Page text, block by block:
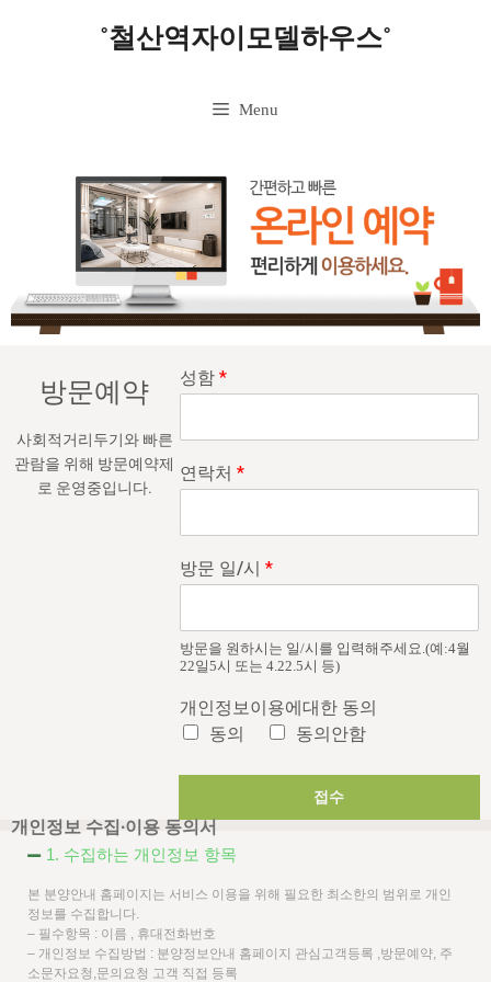
˚철산역자이모델하우스˚
Menu
방문예약
사회적거리두기와 빠른
관람을 위해 방문예약제
로 운영중입니다.
성함 *
연락처 *
방문 일/시 *
방문을 원하시는 일/시를 입력해주세요.(예:4월
22일5시 또는 4.22.5시 등)
개인정보이용에대한 동의
동의
동의안함
접수
개인정보 수집∙이용 동의서
1. 수집하는 개인정보 항목
본 분양안내 홈페이지는 서비스 이용을 위해 필요한 최소한의 범위로 개인
정보를 수집합니다.
– 필수항목 : 이름 , 휴대전화번호
– 개인정보 수집방법 : 분양정보안내 홈페이지 관심고객등록 ,방문예약, 주
소문자요청,문의요청 고객 직접 등록